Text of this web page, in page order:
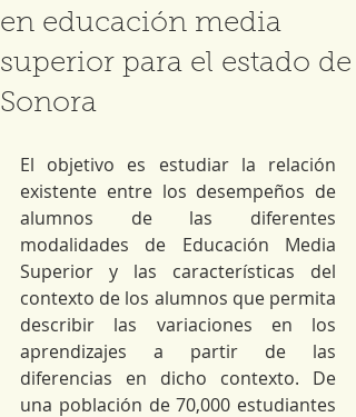
en educación media
superior para el estado de
Sonora
El objetivo es estudiar la relación
existente entre los desempeños de
alumnos de las diferentes
modalidades de Educación Media
Superior y las características del
contexto de los alumnos que permita
describir las variaciones en los
aprendizajes a partir de las
diferencias en dicho contexto. De
una población de 70,000 estudiantes